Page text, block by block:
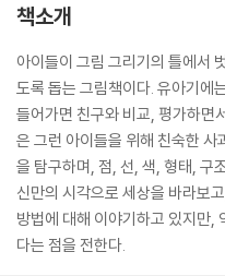
책소개
아이들이 그림 그리기의 틀에서
도록 돕는 그림책이다. 유아기
들어가면 친구와 비교, 평가하면
은 그런 아이들을 위해 친숙한 사
을 탐구하며, 점, 선, 색, 형태, 구
신만의 시각으로 세상을 바라보
방법에 대해 이야기하고 있지만,
다는 점을 전한다.